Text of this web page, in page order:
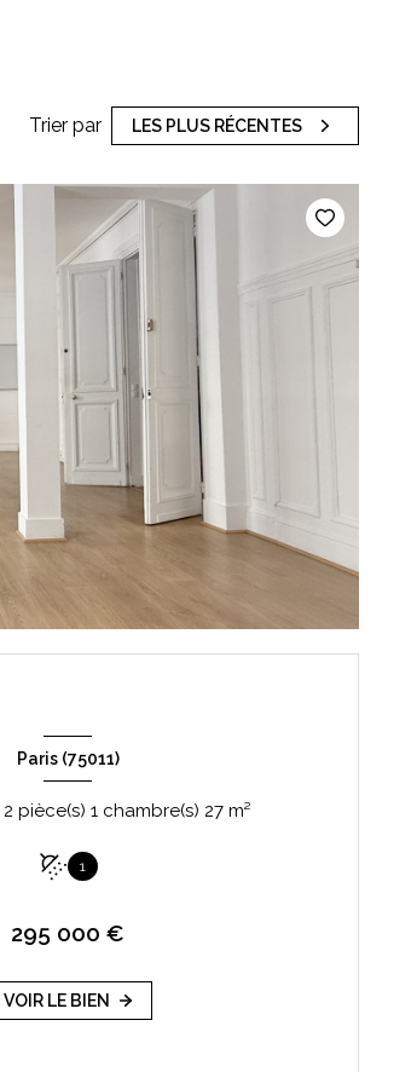
Trier par LES PLUS RÉCENTES
Paris (75011)
Appartement 2 pièce(s) 1 chambre(s) 27 m²
1
295 000 €
VOIR LE BIEN